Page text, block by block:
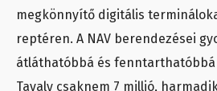
megkönnyítő digitális
reptéren. A NAV berendezései
átláthatóbbá és
Tavaly csaknem 7 millió,